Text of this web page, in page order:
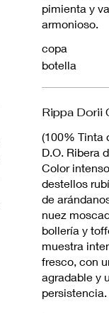
pimienta y
armonioso.
copa
botella
Rippa Dorii
(100% Tinta
D.O. Ribera
Color
destellos
de
nuez
bollería y
muestra
fresco, con
agradable y
persistencia.